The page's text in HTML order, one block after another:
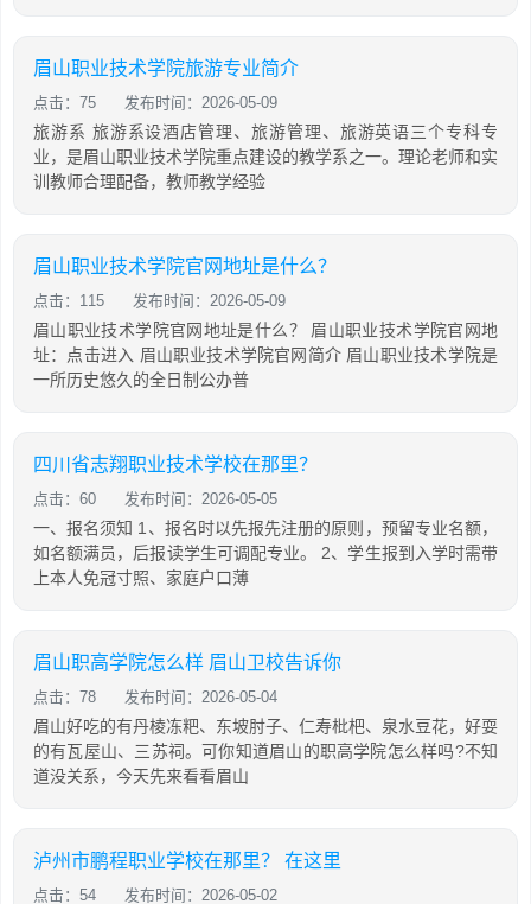
眉山职业技术学院旅游专业简介
点击：75 发布时间：2026-05-09
旅游系 旅游系设酒店管理、旅游管理、旅游英语三个专科专
业，是眉山职业技术学院重点建设的教学系之一。理论老师和实
训教师合理配备，教师教学经验
眉山职业技术学院官网地址是什么？
点击：115 发布时间：2026-05-09
眉山职业技术学院官网地址是什么？ 眉山职业技术学院官网地
址：点击进入 眉山职业技术学院官网简介 眉山职业技术学院是
一所历史悠久的全日制公办普
四川省志翔职业技术学校在那里？
点击：60 发布时间：2026-05-05
一、报名须知 1、报名时以先报先注册的原则，预留专业名额，
如名额满员，后报读学生可调配专业。 2、学生报到入学时需带
上本人免冠寸照、家庭户口薄
眉山职高学院怎么样 眉山卫校告诉你
点击：78 发布时间：2026-05-04
眉山好吃的有丹棱冻粑、东坡肘子、仁寿枇杷、泉水豆花，好耍
的有瓦屋山、三苏祠。可你知道眉山的职高学院怎么样吗?不知
道没关系，今天先来看看眉山
泸州市鹏程职业学校在那里？ 在这里
点击：54 发布时间：2026-05-02